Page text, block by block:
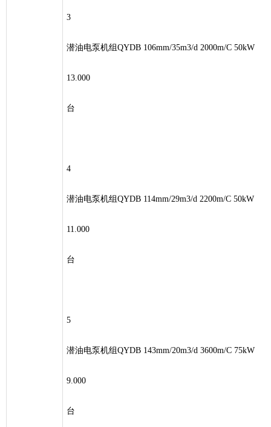
3
潜油电泵机组QYDB 106mm/35m3/d 2000m/C 50kW
13.000
台
4
潜油电泵机组QYDB 114mm/29m3/d 2200m/C 50kW
11.000
台
5
潜油电泵机组QYDB 143mm/20m3/d 3600m/C 75kW
9.000
台